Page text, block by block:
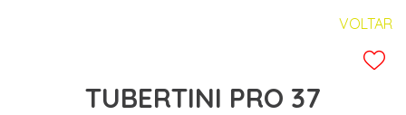
PESQUISAR
VOLTAR
TUBERTINI PRO 37